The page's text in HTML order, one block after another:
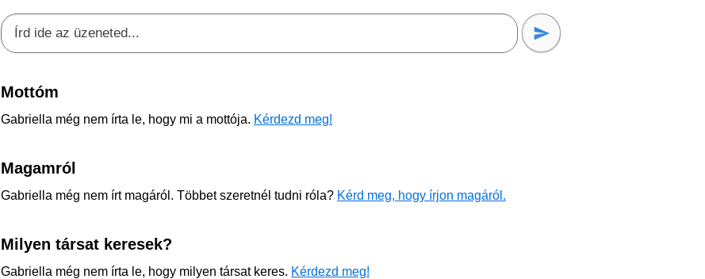
Mottóm
Gabriella még nem írta le, hogy mi a mottója. Kérdezd meg!
Magamról
Gabriella még nem írt magáról. Többet szeretnél tudni róla? Kérd meg, hogy írjon magáról.
Milyen társat keresek?
Gabriella még nem írta le, hogy milyen társat keres. Kérdezd meg!